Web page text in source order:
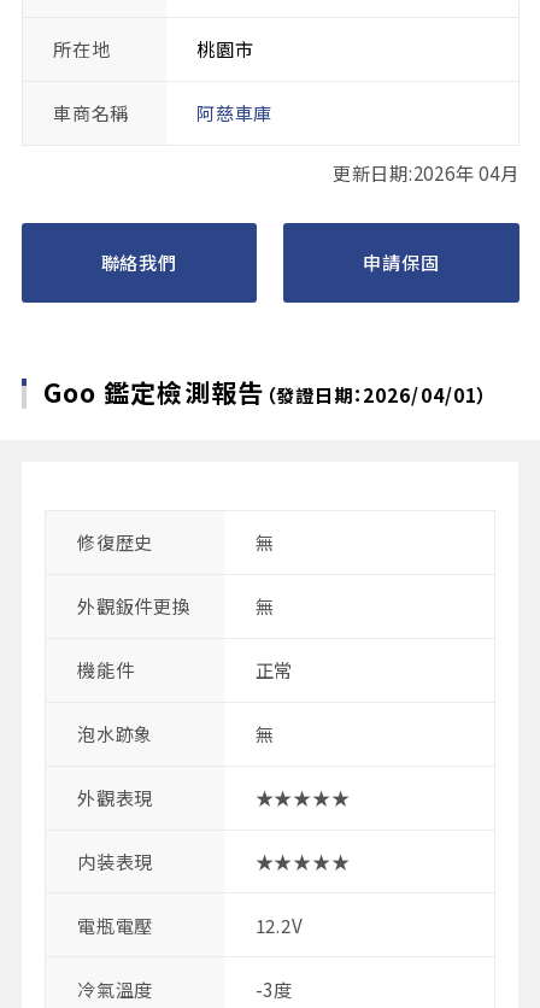
所在地 桃園市
車商名稱 阿慈車庫
更新日期:2026年 04月
聯絡我們 申請保固
Goo 鑑定檢測報告 （發證日期：2026/04/01）
修復歴史 無
外觀鈑件更換 無
機能件 正常
泡水跡象 無
外觀表現 ★★★★★
内装表現 ★★★★★
電瓶電壓 12.2V
冷氣溫度 -3度